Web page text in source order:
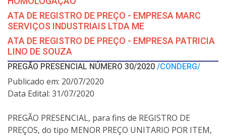
ATA DE REGISTRO DE PREÇO - EMPRESA MARC
SERVIÇOS INDUSTRIAIS LTDA ME
ATA DE REGISTRO DE PREÇO - EMPRESA PATRICIA
LINO DE SOUZA
PREGÃO PRESENCIAL NÚMERO 30/2020 /CONDERG/
Publicado em: 20/07/2020
Data Edital: 31/07/2020
PREGÃO PRESENCIAL, para fins de REGISTRO DE
PREÇOS, do tipo MENOR PREÇO UNITARIO POR ITEM,